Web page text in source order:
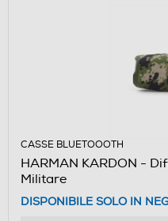
CASSE BLUETOOOTH
HARMAN KARDON -
Militare
DISPONIBILE SOLO IN